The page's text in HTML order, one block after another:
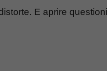
E aprire